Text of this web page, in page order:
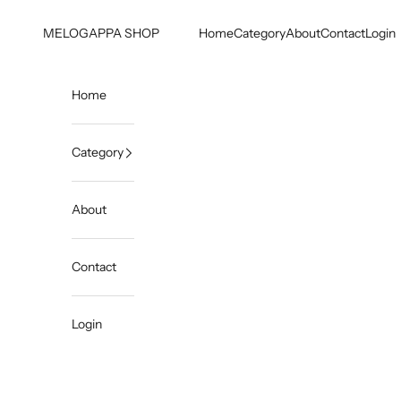
MELOGAPPA SHOP
HomeCategoryAboutContactLogin
Home
Category
About
Contact
Login